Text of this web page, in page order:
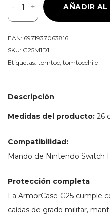
-Estuche
ArmorCase-
Switch
cantidad
+ AÑADIR AL
EAN: 6971937063816
SKU: G25M1D1
Etiquetas: tomtoc tomtocchile
Descripción
Medidas del producto: 26
Compatibilidad:
Mando de Nintendo Switch
Protección completa
La ArmorCase-G25 cumple
caídas de grado militar,